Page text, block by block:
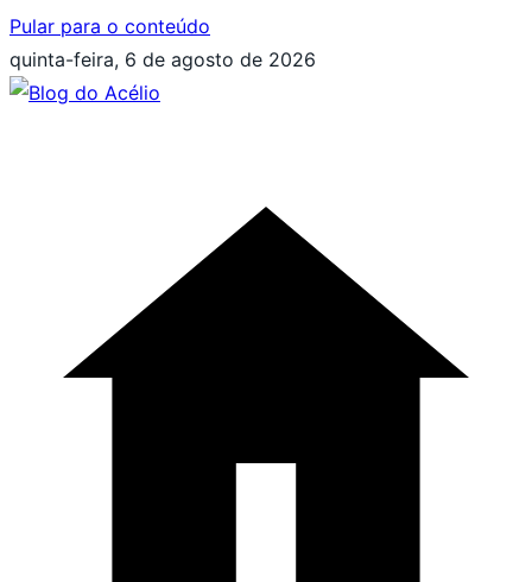
Pular para o conteúdo
quinta-feira, 6 de agosto de 2026